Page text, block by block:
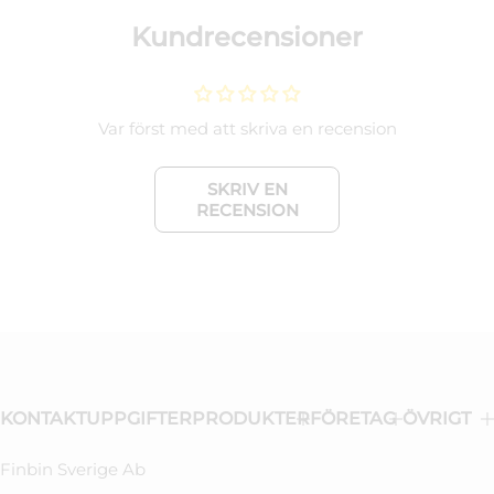
Kundrecensioner
Var först med att skriva en recension
SKRIV EN
RECENSION
KONTAKTUPPGIFTER
Finbin Sverige Ab
PRODUKTERFÖRETAG ÖVRIGT